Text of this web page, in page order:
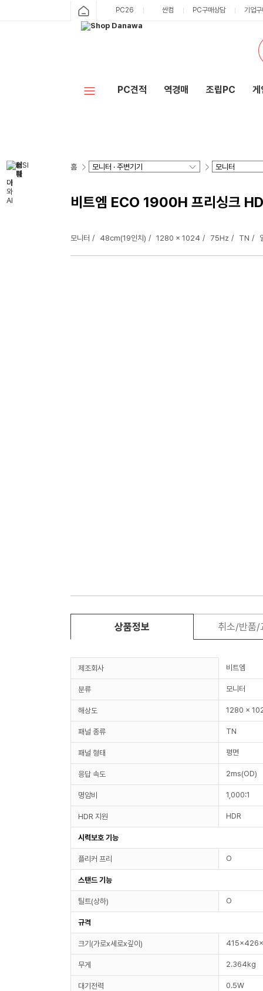
PC26 싼컴 PC구매상담 기업
PC견적 역경매 조립PC 게
홈
비트엠 ECO 1900H 프리싱크
모니터 48cm(19인치) 1280 x 1024 75Hz TN
상품정보 취소/반품/
제조회사 비트엠
분류 모니터
해상도 1280 x
패널 종류 TN
패널 형태 평면
응답 속도 2ms(OD)
명암비 1,000:1
HDR 지원 HDR
시력보호 기능
플리커 프리 O
스탠드 기능
틸트(상하) O
규격
크기(가로x세로x깊이)
무게 2.364kg
대기전력 0.5W